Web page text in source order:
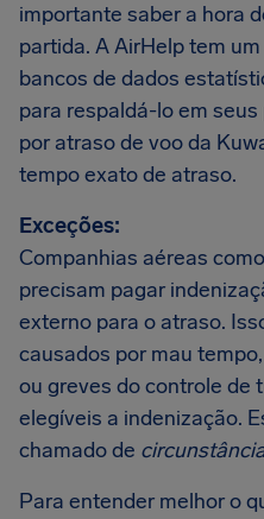
importante saber a hora
partida. A AirHelp tem
bancos de dados
para respaldá-lo em
por atraso de voo da
tempo exato de atraso.
Exceções:
Companhias aéreas
precisam pagar
externo para o atraso.
causados por mau
ou greves do controle de
elegíveis a indenização.
chamado de
Para entender melhor o